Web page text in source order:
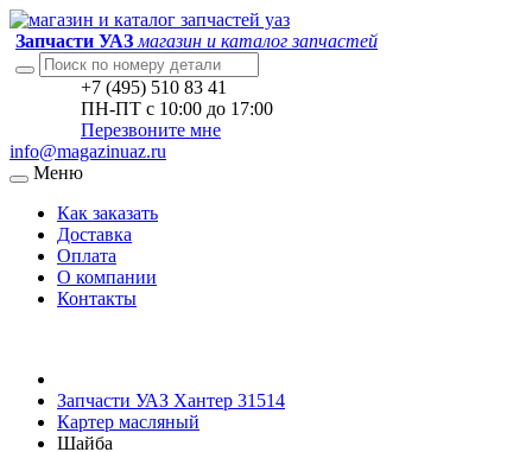
Запчасти УАЗ магазин и каталог запчастей
+7 (495) 510 83 41
ПН-ПТ с 10:00 до 17:00
Перезвоните мне
info@magazinuaz.ru
Меню
Как заказать
Доставка
Оплата
О компании
Контакты
Запчасти УАЗ Хантер 31514
Картер масляный
Шайба